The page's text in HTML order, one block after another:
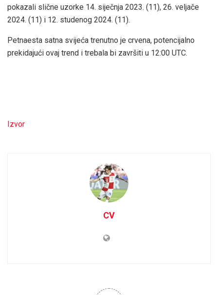
pokazali slične uzorke 14. siječnja 2023. (11), 26. veljače
2024. (11) i 12. studenog 2024. (11).
Petnaesta satna svijeća trenutno je crvena, potencijalno
prekidajući ovaj trend i trebala bi završiti u 12:00 UTC.
Izvor
CV